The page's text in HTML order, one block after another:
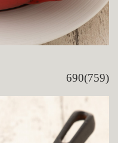
690(759)